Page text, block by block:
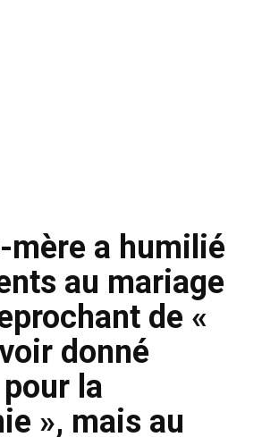
mère a humilié
au mariage
de «
donné
la
», mais au